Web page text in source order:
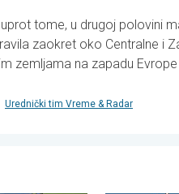
tome, u drugoj polovini
zaokret oko Centralne i
zemljama na zapadu
Urednički tim Vreme & Radar